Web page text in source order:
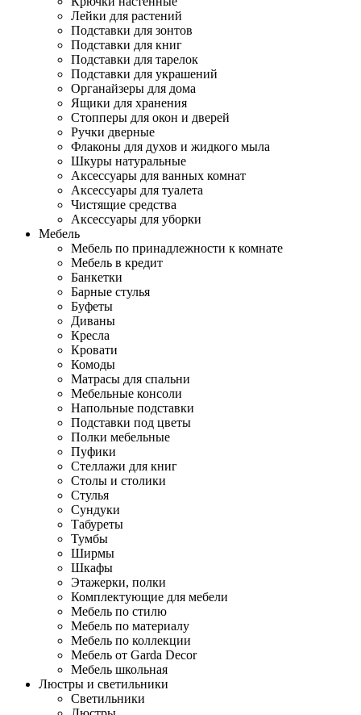
Лейки для растений
Подставки для зонтов
Подставки для книг
Подставки для тарелок
Подставки для украшений
Органайзеры для дома
Ящики для хранения
Стопперы для окон и дверей
Ручки дверные
Флаконы для духов и жидкого мыла
Шкуры натуральные
Аксессуары для ванных комнат
Аксессуары для туалета
Чистящие средства
Аксессуары для уборки
Мебель
Мебель по принадлежности к комнате
Мебель в кредит
Банкетки
Барные стулья
Буфеты
Диваны
Кресла
Кровати
Комоды
Матрасы для спальни
Мебельные консоли
Напольные подставки
Подставки под цветы
Полки мебельные
Пуфики
Стеллажи для книг
Столы и столики
Стулья
Сундуки
Табуреты
Тумбы
Ширмы
Шкафы
Этажерки, полки
Комплектующие для мебели
Мебель по стилю
Мебель по материалу
Мебель по коллекции
Мебель от Garda Decor
Мебель школьная
Люстры и светильники
Светильники